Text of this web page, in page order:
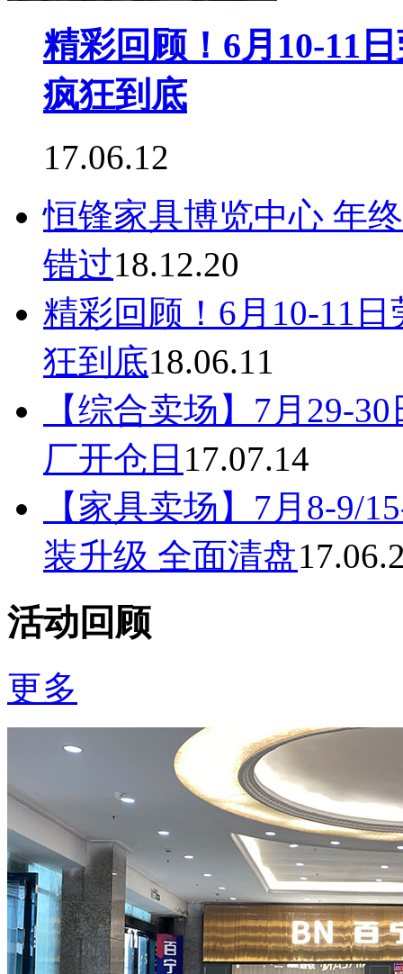
精彩回顾！6月10-11
疯狂到底
17.06.12
恒锋家具博览中心 年
错过18.12.20
精彩回顾！6月10-11
狂到底18.06.11
【综合卖场】7月29-
厂开仓日 17.07.14
【家具卖场】7月8-9/
装升级 全面清盘
活动回顾
更多